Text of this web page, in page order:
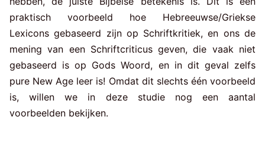
praktisch voorbeeld hoe Hebreeuwse/Griekse
Lexicons gebaseerd zijn op Schriftkritiek, en ons de
mening van een Schriftcriticus geven, die vaak niet
gebaseerd is op Gods Woord, en in dit geval zelfs
pure New Age leer is! Omdat dit slechts één voorbeeld
is, willen we in deze studie nog een aantal
voorbeelden bekijken.